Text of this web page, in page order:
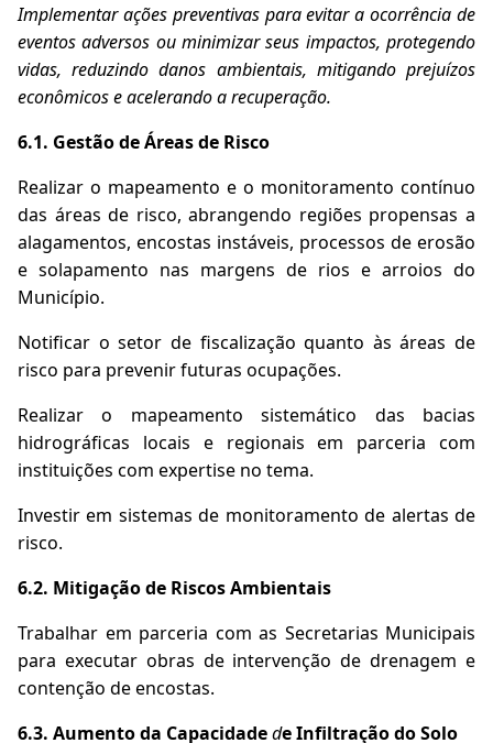
Implementar ações preventivas para evitar a ocorrência de
eventos adversos ou minimizar seus impactos, protegendo
vidas, reduzindo danos ambientais, mitigando prejuízos
econômicos e acelerando a recuperação.
6.1. Gestão de Áreas de Risco
Realizar o mapeamento e o monitoramento contínuo
das áreas de risco, abrangendo regiões propensas a
alagamentos, encostas instáveis, processos de erosão
e solapamento nas margens de rios e arroios do
Município.
Notificar o setor de fiscalização quanto às áreas de
risco para prevenir futuras ocupações.
Realizar o mapeamento sistemático das bacias
hidrográficas locais e regionais em parceria com
instituições com expertise no tema.
Investir em sistemas de monitoramento de alertas de
risco.
6.2. Mitigação de Riscos Ambientais
Trabalhar em parceria com as Secretarias Municipais
para executar obras de intervenção de drenagem e
contenção de encostas.
6.3. Aumento da Capacidadede Infiltração do Solo